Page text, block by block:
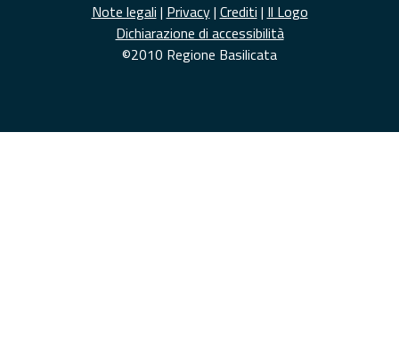
Note legali | Privacy| Crediti | Il Logo
Dichiarazione di accessibilità
©2010 Regione Basilicata